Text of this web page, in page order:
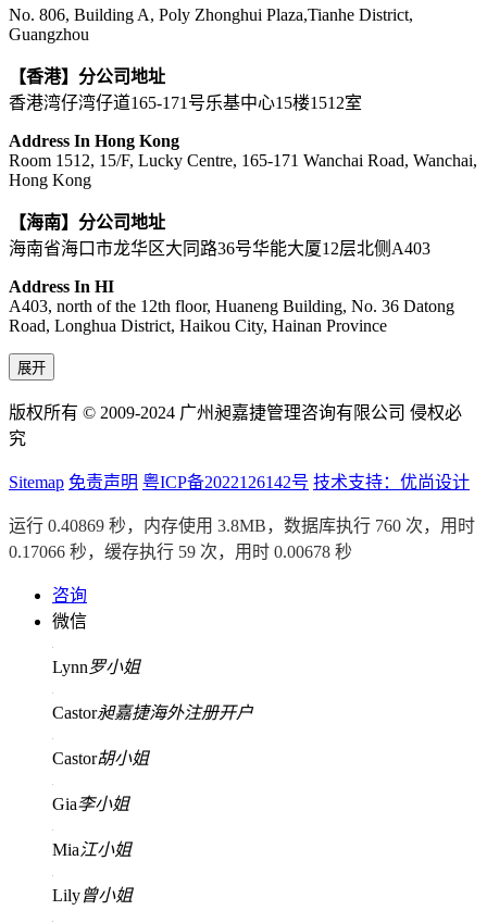
No. 806, Building A, Poly Zhonghui Plaza,Tianhe District,
Guangzhou
【香港】分公司地址
香港湾仔湾仔道165-171号乐基中心15楼1512室
Address In Hong Kong
Room 1512, 15/F, Lucky Centre, 165-171 Wanchai Road, Wanchai,
Hong Kong
【海南】分公司地址
海南省海口市龙华区大同路36号华能大厦12层北侧A403
Address In HI
A403, north of the 12th floor, Huaneng Building, No. 36 Datong
Road, Longhua District, Haikou City, Hainan Province
展开
版权所有 © 2009-2024 广州昶嘉捷管理咨询有限公司 侵权必
究
Sitemap 免责声明 粤ICP备2022126142号 技术支持：优尚设计
运行 0.40869 秒，内存使用 3.8MB，数据库执行 760 次，用时
0.17066 秒，缓存执行 59 次，用时 0.00678 秒
咨询
微信
Lynn罗小姐
Castor昶嘉捷海外注册开户
Castor胡小姐
Gia李小姐
Mia江小姐
Lily曾小姐